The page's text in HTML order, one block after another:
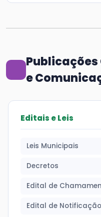
e
Editais e Leis
Leis Municipais
Decretos
Edital de
Edital de